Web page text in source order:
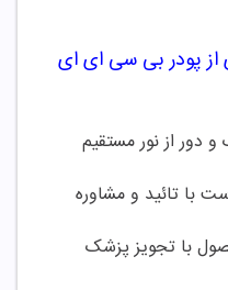
پودر بی سی ای ای
از نور مستقیم
با تائید و مشاوره
با تجویز پزشک